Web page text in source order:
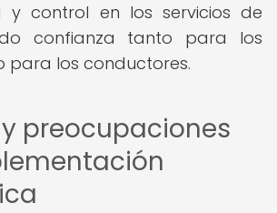
y control en los servicios de
confianza tanto para los
para los conductores.
preocupaciones